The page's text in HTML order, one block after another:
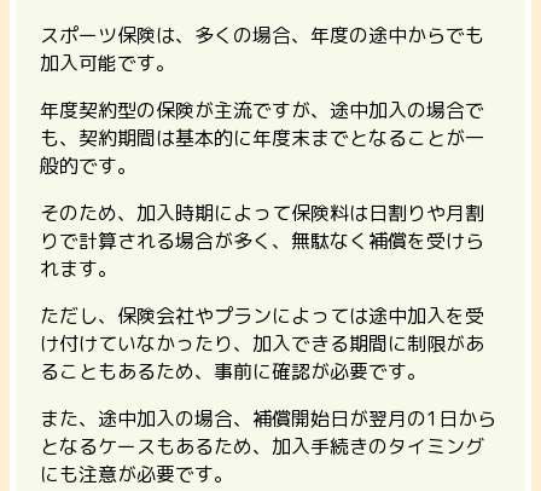
スポーツ保険は、多くの場合、年度の途中からでも
加入可能です。
年度契約型の保険が主流ですが、途中加入の場合で
も、契約期間は基本的に年度末までとなることが一
般的です。
そのため、加入時期によって保険料は日割りや月割
りで計算される場合が多く、無駄なく補償を受けら
れます。
ただし、保険会社やプランによっては途中加入を受
け付けていなかったり、加入できる期間に制限があ
ることもあるため、事前に確認が必要です。
また、途中加入の場合、補償開始日が翌月の1日から
となるケースもあるため、加入手続きのタイミング
にも注意が必要です。